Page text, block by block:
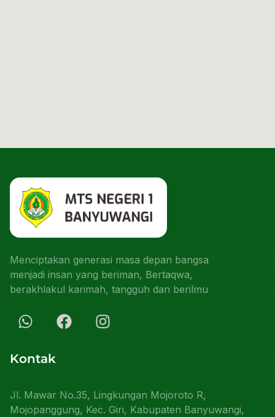
Menciptakan generasi masa depan bangsa
menjadi insan yang beriman, Bertaqwa,
berakhlakul karimah, tangguh dan berilmu
Kontak
Jl. Mawar No.35, Lingkungan Mojoroto R,
Mojopanggung, Kec. Giri, Kabupaten Banyuwangi,